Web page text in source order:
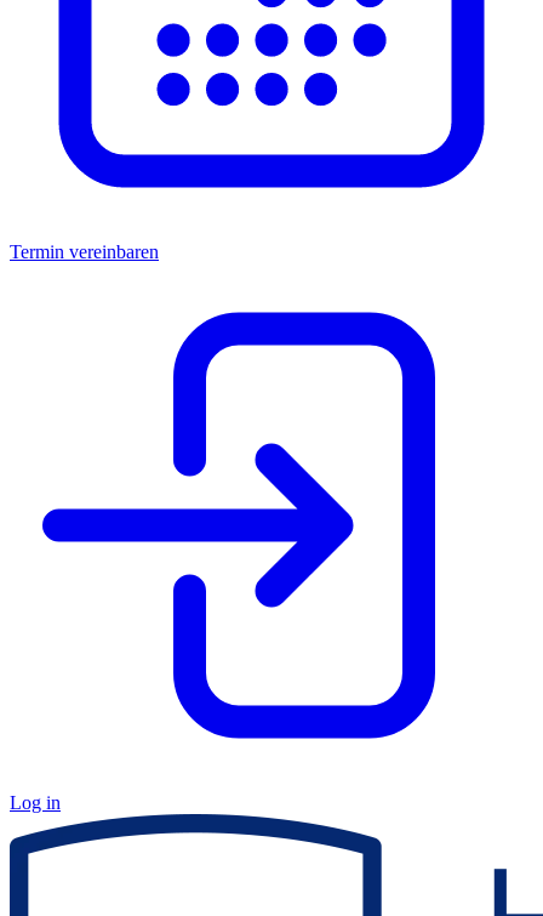
Termin vereinbaren
Log in